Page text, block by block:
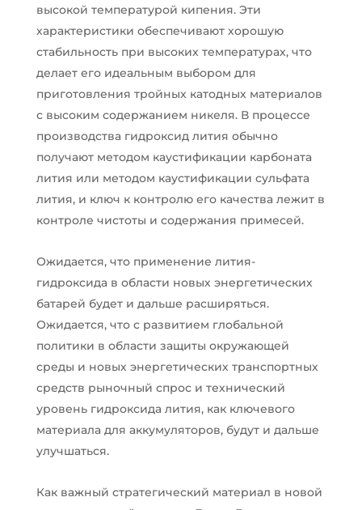
высокой температурой кипения. Эти
характеристики обеспечивают хорошую
стабильность при высоких температурах, что
делает его идеальным выбором для
приготовления тройных катодных материалов
с высоким содержанием никеля. В процессе
производства гидроксид лития обычно
получают методом каустификации карбоната
лития или методом каустификации сульфата
лития, и ключ к контролю его качества лежит в
контроле чистоты и содержания примесей.
Ожидается, что применение лития-
гидроксида в области новых энергетических
батарей будет и дальше расширяться.
Ожидается, что с развитием глобальной
политики в области защиты окружающей
среды и новых энергетических транспортных
средств рыночный спрос и технический
уровень гидроксида лития, как ключевого
материала для аккумуляторов, будут и дальше
улучшаться.
Как важный стратегический материал в новой